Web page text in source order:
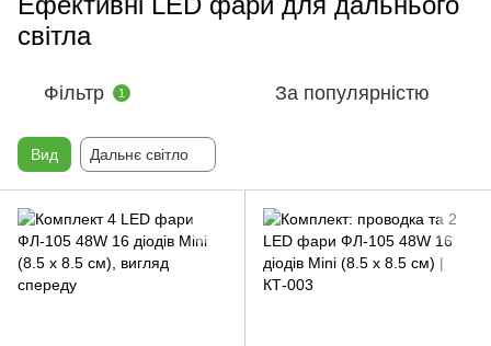
світла
Фільтр 1 За популярністю
Вид Дальнє світло